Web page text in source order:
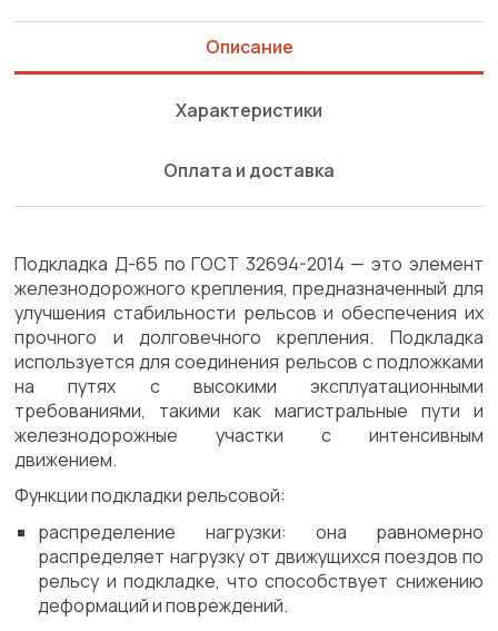
Описание
Характеристики
Оплата и доставка
Подкладка Д-65 по ГОСТ 32694-2014 — это элемент
железнодорожного крепления, предназначенный для
улучшения стабильности рельсов и обеспечения их
прочного и долговечного крепления. Подкладка
используется для соединения рельсов с подложками
на путях с высокими эксплуатационными
требованиями, такими как магистральные пути и
железнодорожные участки с интенсивным
движением.
Функции подкладки рельсовой:
распределение нагрузки: она равномерно
распределяет нагрузку от движущихся поездов по
рельсу и подкладке, что способствует снижению
деформаций и повреждений.